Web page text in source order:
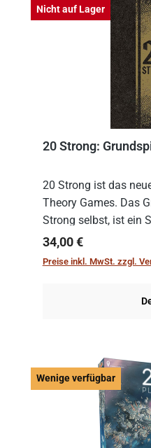
Nicht auf Lager
20 Strong:
20 Strong ist das
Theory Games. Das
Strong selbst, ist ein
einfachen Regeln.
immer mit einem
Regulärer Preis:
34,00 €
Preise inkl. MwSt. zzgl.
Wenige verfügbar